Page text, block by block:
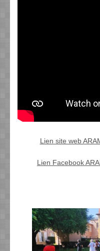
Lien site web
Lien Facebook